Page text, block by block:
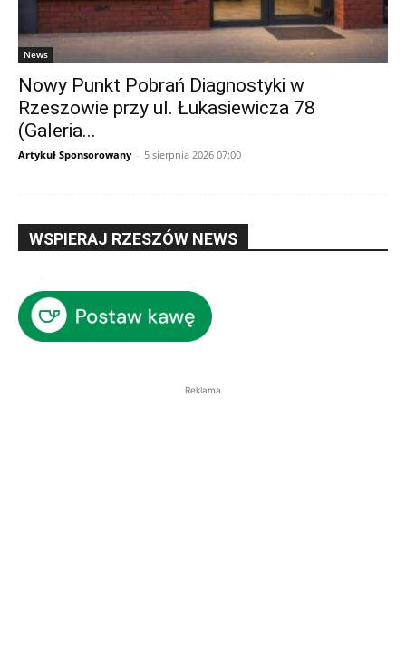
News
Nowy Punkt Pobrań Diagnostyki w
Rzeszowie przy ul. Łukasiewicza 78
(Galeria...
Artykuł Sponsorowany - 5 sierpnia 2026 07:00
WSPIERAJ RZESZÓW NEWS
Reklama